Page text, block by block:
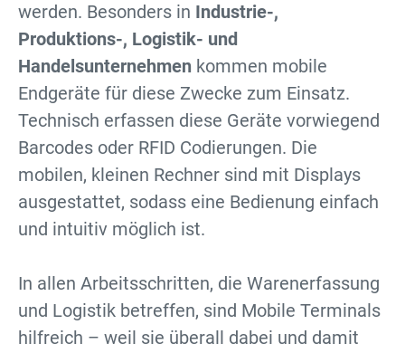
werden. Besonders in Industrie-,
Produktions-, Logistik- und
Handelsunternehmen kommen mobile
Endgeräte für diese Zwecke zum Einsatz.
Technisch erfassen diese Geräte vorwiegend
Barcodes oder RFID Codierungen. Die
mobilen, kleinen Rechner sind mit Displays
ausgestattet, sodass eine Bedienung einfach
und intuitiv möglich ist.
In allen Arbeitsschritten, die Warenerfassung
und Logistik betreffen, sind Mobile Terminals
hilfreich – weil sie überall dabei und damit